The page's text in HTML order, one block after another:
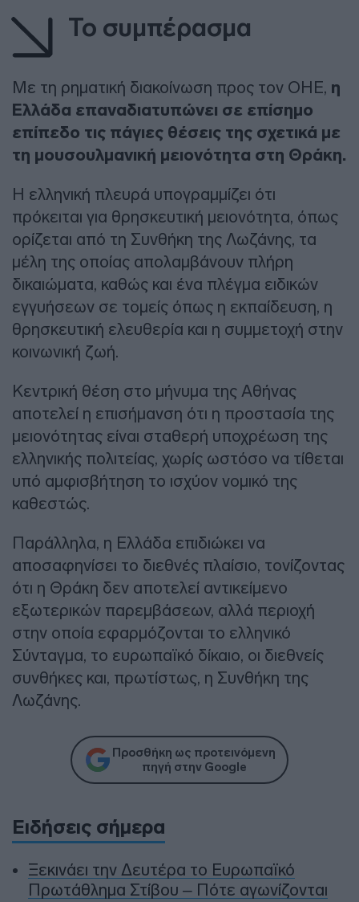
Το συμπέρασμα
Με τη ρηματική διακοίνωση προς τον ΟΗΕ, η
Ελλάδα επαναδιατυπώνει σε επίσημο
επίπεδο τις πάγιες θέσεις της σχετικά με
τη μουσουλμανική μειονότητα στη Θράκη.
Η ελληνική πλευρά υπογραμμίζει ότι
πρόκειται για θρησκευτική μειονότητα, όπως
ορίζεται από τη Συνθήκη της Λωζάνης, τα
μέλη της οποίας απολαμβάνουν πλήρη
δικαιώματα, καθώς και ένα πλέγμα ειδικών
εγγυήσεων σε τομείς όπως η εκπαίδευση, η
θρησκευτική ελευθερία και η συμμετοχή στην
κοινωνική ζωή.
Κεντρική θέση στο μήνυμα της Αθήνας
αποτελεί η επισήμανση ότι η προστασία της
μειονότητας είναι σταθερή υποχρέωση της
ελληνικής πολιτείας, χωρίς ωστόσο να τίθεται
υπό αμφισβήτηση το ισχύον νομικό της
καθεστώς.
Παράλληλα, η Ελλάδα επιδιώκει να
αποσαφηνίσει το διεθνές πλαίσιο, τονίζοντας
ότι η Θράκη δεν αποτελεί αντικείμενο
εξωτερικών παρεμβάσεων, αλλά περιοχή
στην οποία εφαρμόζονται το ελληνικό
Σύνταγμα, το ευρωπαϊκό δίκαιο, οι διεθνείς
συνθήκες και, πρωτίστως, η Συνθήκη της
Λωζάνης.
Προσθήκη ως προτεινόμενη
πηγή στην Google
Ειδήσεις σήμερα
Ξεκινάει την Δευτέρα το Ευρωπαϊκό
Πρωτάθλημα Στίβου – Πότε αγωνίζονται